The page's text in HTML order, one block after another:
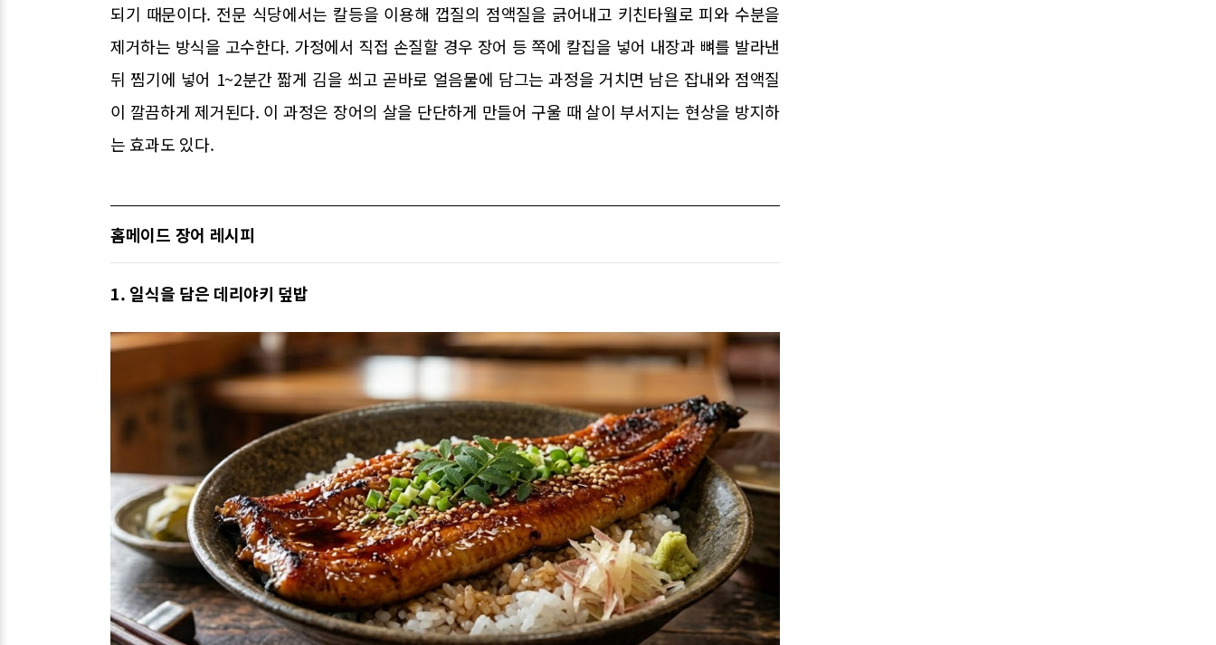
되기 때문이다. 전문 식당에서는 칼등을 이용해 껍질의 점액질을 긁어내고 키친타월로 피와 수분을
제거하는 방식을 고수한다. 가정에서 직접 손질할 경우 장어 등 쪽에 칼집을 넣어 내장과 뼈를 발라낸
뒤 찜기에 넣어 1~2분간 짧게 김을 쐬고 곧바로 얼음물에 담그는 과정을 거치면 남은 잡내와 점액질
이 깔끔하게 제거된다. 이 과정은 장어의 살을 단단하게 만들어 구울 때 살이 부서지는 현상을 방지하
는 효과도 있다.
홈메이드 장어 레시피
1. 일식을 담은 데리야키 덮밥